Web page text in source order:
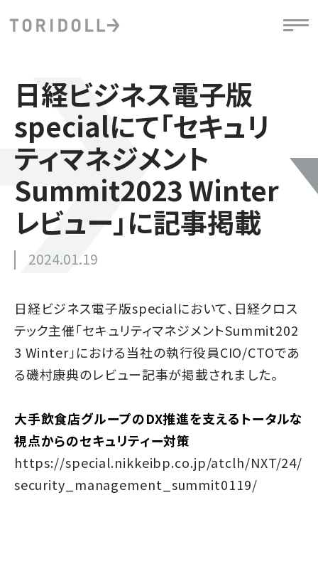
日経ビジネス電子版
specialにて「セキュリ
ティマネジメント
Summit2023 Winter
レビュー」に記事掲載
2024.01.19
日経ビジネス電子版specialにおいて、日経クロス
テック主催「セキュリティマネジメントSummit202
3 Winter」における当社の執行役員CIO/CTOであ
る磯村康典のレビュー記事が掲載されました。
大手飲食店グループのDX推進を支えるトータルな
視点からのセキュリティー対策
https://special.nikkeibp.co.jp/atclh/NXT/24/
security_management_summit0119/